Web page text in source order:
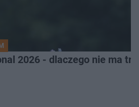
2026 - dlaczego nie ma